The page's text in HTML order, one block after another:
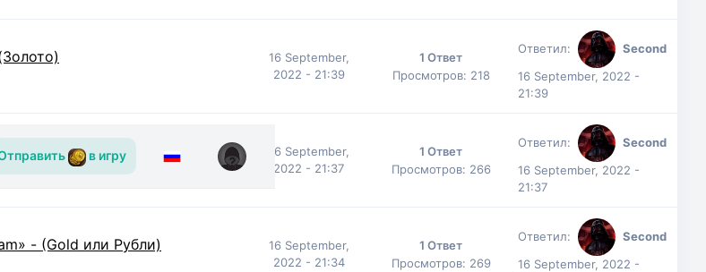
в игру
16 September,
2022 - 21:39
1 Ответ
Просмотров: 218
Ответил:
Second
16 September, 2022 -
21:39
- (Коробка с предметами)
16 September,
2022 - 21:37
1 Ответ
Просмотров: 266
Ответил:
Second
16 September, 2022 -
21:37
- (Gold или Рубли)
16 September,
2022 - 21:34
1 Ответ
Просмотров: 269
Ответил:
Second
16 September, 2022 -